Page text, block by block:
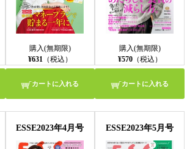
購入(無期限)
¥631（税込）
カートに入れる
購入(無期限)
¥570（税込）
カートに入れる
ESSE2023年4月号 ESSE2023年5月号